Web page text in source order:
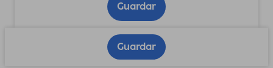
Guardar
Guardar